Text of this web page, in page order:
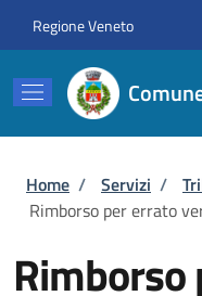
Regione Veneto
Briciole di
Home / Servizi /
Rimborso per errato